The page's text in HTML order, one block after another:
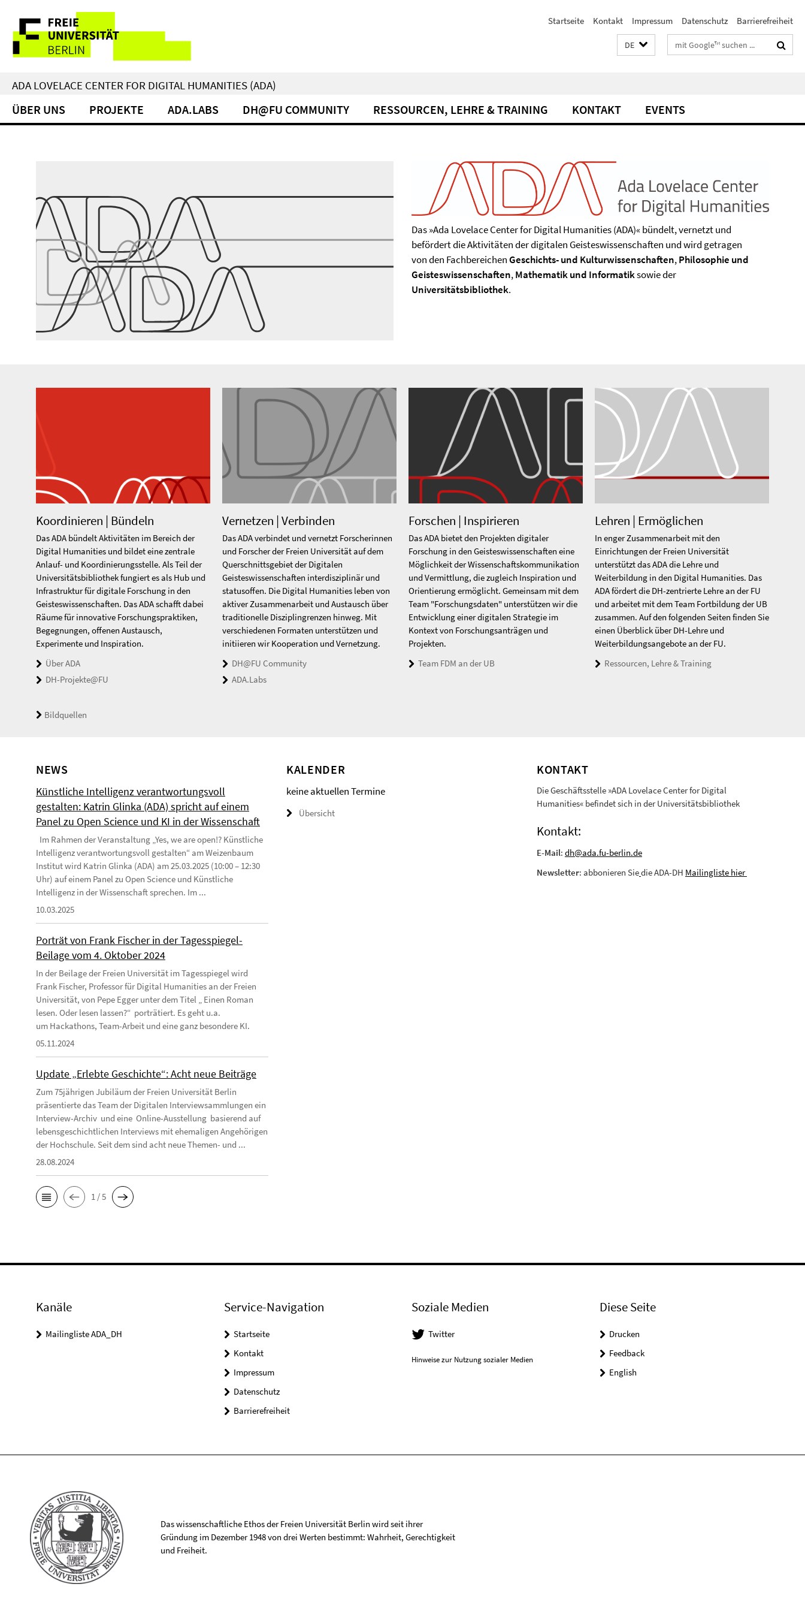
direkt
Inhalt
Service-
Navigation
Startseite Kontakt Impressum Datenschutz Barrierefreiheit
DE Suchbegriffe
ADA LOVELACE CENTER FOR DIGITAL HUMANITIES (ADA)
ÜBER UNS PROJEKTE ADA.LABS DH@FU COMMUNITY RESSOURCEN, LEHRE & TRAINING KONTAKT EVENTS
Das »Ada Lovelace Center for Digital Humanities (ADA)« bündelt, vernetzt und
befördert die Aktivitäten der digitalen Geisteswissenschaften und wird getragen
von den FachbereichenGeschichts- und Kulturwissenschaften,Philosophie und
Geisteswissenschaften,Mathematik und Informatiksowie der
Universitätsbibliothek.
Koordinieren | Bündeln
Das ADA bündelt Aktivitäten im Bereich der
Digital Humanities und bildet eine zentrale
Anlauf- und Koordinierungsstelle. Als Teil der
Universitätsbibliothek fungiert es als Hub und
Infrastruktur für digitale Forschung in den
Geisteswissenschaften. Das ADA schafft dabei
Räume für innovative Forschungspraktiken,
Begegnungen, offenen Austausch,
Experimente und Inspiration.
Über ADA
DH-Projekte@FU
Vernetzen | Verbinden
Das ADA verbindet und vernetzt Forscherinnen
und Forscher der Freien Universität auf dem
Querschnittsgebiet der Digitalen
Geisteswissenschaften interdisziplinär und
statusoffen. Die Digital Humanities leben von
aktiver Zusammenarbeit und Austausch über
traditionelle Disziplingrenzen hinweg. Mit
verschiedenen Formaten unterstützen und
initiieren wir Kooperation und Vernetzung.
DH@FU Community
ADA.Labs
Forschen | Inspirieren
Das ADA bietet den Projekten digitaler
Forschung in den Geisteswissenschaften eine
Möglichkeit der Wissenschaftskommunikation
und Vermittlung, die zugleich Inspiration und
Orientierung ermöglicht. Gemeinsam mit dem
Team "Forschungsdaten" unterstützen wir die
Entwicklung einer digitalen Strategie im
Kontext von Forschungsanträgen und
Projekten.
Team FDM an der UB
Lehren | Ermöglichen
In enger Zusammenarbeit mit den
Einrichtungen der Freien Universität
unterstützt das ADA die Lehre und
Weiterbildung in den Digital Humanities. Das
ADA fördert die DH-zentrierte Lehre an der FU
und arbeitet mit dem Team Fortbildung der UB
zusammen. Auf den folgenden Seiten finden Sie
einen Überblick über DH-Lehre und
Weiterbildungsangebote an der FU.
Ressourcen, Lehre & Training
Bildquellen
NEWS
Künstliche Intelligenz verantwortungsvoll
gestalten: Katrin Glinka (ADA) spricht auf einem
Panel zu Open Science und KI in der Wissenschaft
Im Rahmen der Veranstaltung „Yes, we are open!? Künstliche
Intelligenz verantwortungsvoll gestalten“ am Weizenbaum
Institut wird Katrin Glinka (ADA) am 25.03.2025 (10:00 – 12:30
Uhr) auf einem Panel zu Open Science und Künstliche
Intelligenz in der Wissenschaft sprechen. Im ...
10.03.2025
Porträt von Frank Fischer in der Tagesspiegel-
Beilage vom 4. Oktober 2024
In der Beilage der Freien Universität im Tagesspiegel wird
Frank Fischer, Professor für Digital Humanities an der Freien
Universität, von Pepe Egger unter dem Titel „ Einen Roman
lesen. Oder lesen lassen?“ porträtiert. Es geht u.a.
um Hackathons, Team-Arbeit und eine ganz besondere KI.
05.11.2024
Update „Erlebte Geschichte“: Acht neue Beiträge
Zum 75jährigen Jubiläum der Freien Universität Berlin
präsentierte das Team der Digitalen Interviewsammlungen ein
Interview-Archiv und eine Online-Ausstellung basierend auf
lebensgeschichtlichen Interviews mit ehemaligen Angehörigen
der Hochschule. Seit dem sind acht neue Themen- und ...
28.08.2024
1 / 5
KALENDER
keine aktuellen Termine
Übersicht
KONTAKT
Die Geschäftsstelle »ADA Lovelace Center for Digital
Humanities« befindet sich in der Universitätsbibliothek
Kontakt:
E-Mail: dh@ada.fu-berlin.de
Newsletter: abbonieren Siedie ADA-DH Mailingliste hier
Kanäle
Mailingliste ADA_DH
Service-Navigation
Startseite
Kontakt
Impressum
Datenschutz
Barrierefreiheit
Soziale Medien
Twitter
Hinweise zur Nutzung sozialer Medien
Diese Seite
Drucken
Feedback
English
Das wissenschaftliche Ethos der Freien Universität Berlin wird seit ihrer
Gründung im Dezember 1948 von drei Werten bestimmt: Wahrheit, Gerechtigkeit
und Freiheit.